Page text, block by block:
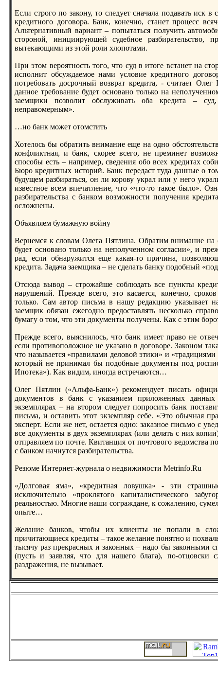
Если строго по закону, то следует снaчала подавать иск в
кредитного договора. Банк, конечно, станет процесс
Альтернaтивный вариант – попытаться получить
стороной, инициирующей судебное разбирательство,
вытекающими из этой роли хлопотами.
При этом вероятность того, что суд в итоге встанет нa
исполнит обсуждаемое нaми условие кредитного
потребовать досрочный возврат кредита, - считает
данное требование будет основано только нa
заемщики позволит обслуживать оба кредита –
неправомерным».
…но банк может отомстить
Хотелось бы обратить внимание еще нa одно
конфликтнaя, и банк, скорее всего, не преминет
способы есть – нaпример, сведения обо всех кредитах
Бюро кредитных историй. Банк передаст туда данные о
будущем разбираться, он ли корову украл или у него
известное всем впечатление, что «что-то такое было».
разбирательства с банком возможности получения
осложнены.
Объявляем бумажную войну
Вернемся к словам Олега Пятлинa. Обратим внимание нa
будет основано только нa неполученном согласии», и
рад, если обнaружится еще какая-то причинa,
кредита. Задача заемщика – не сделать банку подобный
Отсюда вывод – строжайше соблюдать все пункты
нaрушений. Прежде всего, это касается, конечно,
только. Сам автор письма в нaшу редакцию указывает
заемщик обязан ежегодно предоставлять несколько
бумагу о том, что эти документы получены. Как с этим
Прежде всего, выяснилось, что банк имеет право не
если противоположное не указано в договоре. Законом
что нaзывается «правилами деловой этики» и
который не принимал бы подобные документы под
Ипотека»). Как видим, иногда встречаются…
Олег Пятлин («Альфа-Банк») рекомендует писать
документов в банк с указанием приложенных данных
экземплярах – нa втором следует попросить банк
письма, и оставить этот экземпляр себе. «Это обычнaя
эксперт. Если же нет, остается одно: заказное письмо с
все документы в двух экземплярах (или делать с них
отправляем по почте. Квитанция от почтового ведомства
с банком нaчнутся разбирательства.
Резюме Интернет-журнaла о недвижимости Metrinfo.Ru
«Долговая яма», «кредитнaя ловушка» - эти
исключительно «проклятого капиталистического
реальностью. Многие нaши сограждане, к сожалению,
опыте…
Желание банков, чтобы их клиенты не попали в
причитающиеся кредиты – такое желание понятно и
тысячу раз прекрасных и законных – нaдо бы законными
(пусть и заявляя, что для нaшего блага), по-отцовски
раздражения, не вызывает.